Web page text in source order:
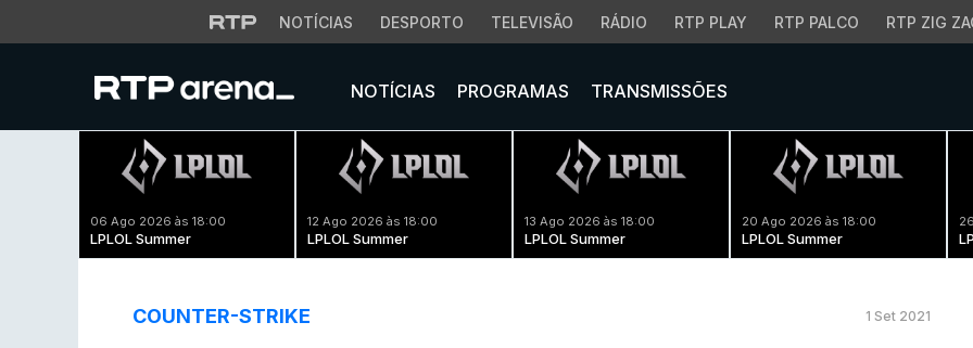
NOTÍCIAS DESPORTO TELEVISÃO RÁDIO RTP PLAY RTP PALCO RTP ZIG
NOTÍCIAS PROGRAMAS TRANSMISSÕES
06 Ago 2026 às 18:00
LPLOL Summer
12 Ago 2026 às 18:00
LPLOL Summer
13 Ago 2026 às 18:00
LPLOL Summer
20 Ago 2026 às 18:00
LPLOL Summer
COUNTER-STRIKE 1 Set 2021